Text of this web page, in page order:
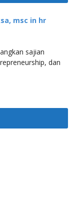
msc in hr
sajian
dan